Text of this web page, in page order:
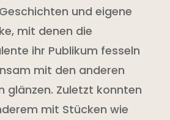
und eigene
mit denen die
ihr Publikum fesseln
mit den anderen
glänzen. Zuletzt konnten
mit Stücken wie